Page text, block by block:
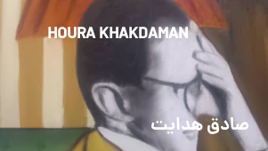
HOURA KHAKDAMAN
صادق هدایت